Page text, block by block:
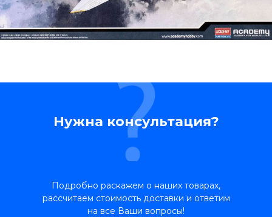
Нужна консультация?
Подробно раскажем о наших товарах,
рассчитаем стоимость доставки и ответим
на все Ваши вопросы!